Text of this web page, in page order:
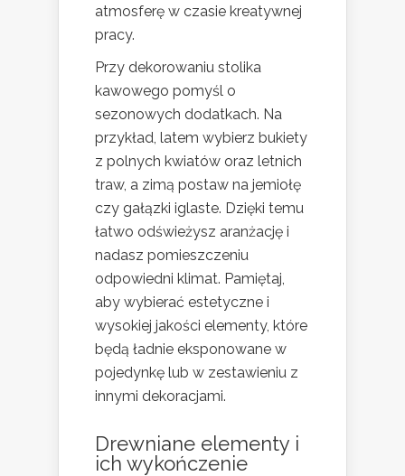
atmosferę w czasie kreatywnej
pracy.
Przy dekorowaniu stolika
kawowego pomyśl o
sezonowych dodatkach. Na
przykład, latem wybierz bukiety
z polnych kwiatów oraz letnich
traw, a zimą postaw na jemiołę
czy gałązki iglaste. Dzięki temu
łatwo odświeżysz aranżację i
nadasz pomieszczeniu
odpowiedni klimat. Pamiętaj,
aby wybierać estetyczne i
wysokiej jakości elementy, które
będą ładnie eksponowane w
pojedynkę lub w zestawieniu z
innymi dekoracjami.
Drewniane elementy i
ich wykończenie